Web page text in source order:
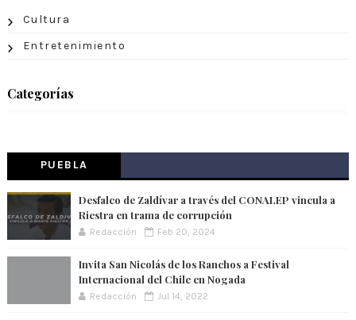
Cultura
Entretenimiento
Categorías
PUEBLA
Desfalco de Zaldívar a través del CONALEP vincula a
Riestra en trama de corrupción
Redacción Feb 20, 2024
Invita San Nicolás de los Ranchos a Festival
Internacional del Chile en Nogada
Redacción Jul 14, 2022